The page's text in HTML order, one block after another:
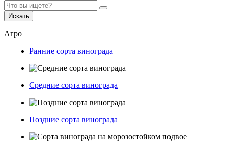
Искать
Агро
Ранние сорта винограда
Средние сорта винограда
Поздние сорта винограда